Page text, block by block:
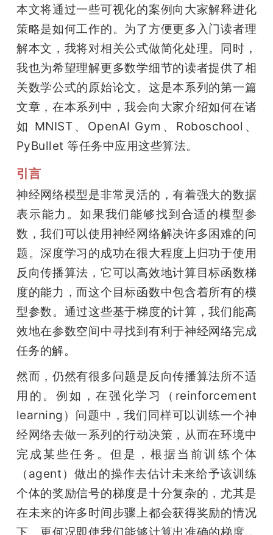
课
活
心
GAIR
题
爱
搞
机
本文将通过一些可视化的案例向大家解释进化
策略是如何工作的。为了方便更多入门读者理
解本文，我将对相关公式做简化处理。同时，
我也为希望理解更多数学细节的读者提供了相
关数学公式的原始论文。这是本系列的第一篇
文章，在本系列中，我会向大家介绍如何在诸
如 MNIST、OpenAI Gym、Roboschool、
PyBullet 等任务中应用这些算法。
引言
神经网络模型是非常灵活的，有着强大的数据
表示能力。如果我们能够找到合适的模型参
数，我们可以使用神经网络解决许多困难的问
题。深度学习的成功在很大程度上归功于使用
反向传播算法，它可以高效地计算目标函数梯
度的能力，而这个目标函数中包含着所有的模
型参数。通过这些基于梯度的计算，我们能高
效地在参数空间中寻找到有利于神经网络完成
任务的解。
然而，仍然有很多问题是反向传播算法所不适
用的。例如，在强化学习（reinforcement
learning）问题中，我们同样可以训练一个神
经网络去做一系列的行动决策，从而在环境中
完成某些任务。但是，根据当前训练个体
（agent）做出的操作去估计未来给予该训练
个体的奖励信号的梯度是十分复杂的，尤其是
在未来的许多时间步骤上都会获得奖励的情况
下。更何况即使我们能够计算出准确的梯度，